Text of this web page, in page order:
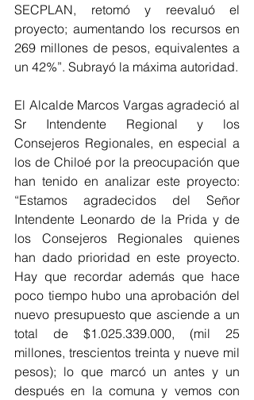
SECPLAN, retomó y reevaluó el
proyecto; aumentando los recursos en
269 millones de pesos, equivalentes a
un 42%”. Subrayó la máxima autoridad.
El Alcalde Marcos Vargas agradeció al
Sr Intendente Regional y los
Consejeros Regionales, en especial a
los de Chiloé por la preocupación que
han tenido en analizar este proyecto:
“Estamos agradecidos del Señor
Intendente Leonardo de la Prida y de
los Consejeros Regionales quienes
han dado prioridad en este proyecto.
Hay que recordar además que hace
poco tiempo hubo una aprobación del
nuevo presupuesto que asciende a un
total de $1.025.339.000, (mil 25
millones, trescientos treinta y nueve mil
pesos); lo que marcó un antes y un
después en la comuna y vemos con